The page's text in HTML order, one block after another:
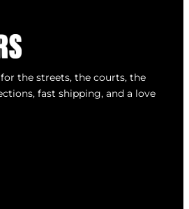
the streets, the courts, the
fast shipping, and a love